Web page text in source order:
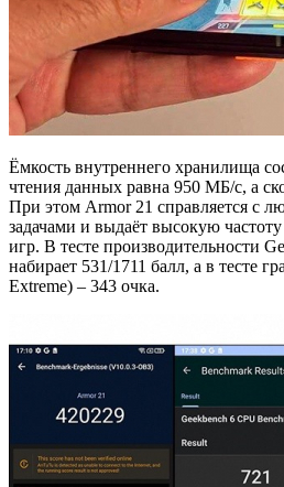
Ёмкость внутреннего хранилища
чтения данных равна 950 МБ/с, а
При этом Armor 21 справляется с
задачами и выдаёт высокую
игр. В тесте производительности
набирает 531/1711 балл, а в тесте
Extreme) – 343 очка.